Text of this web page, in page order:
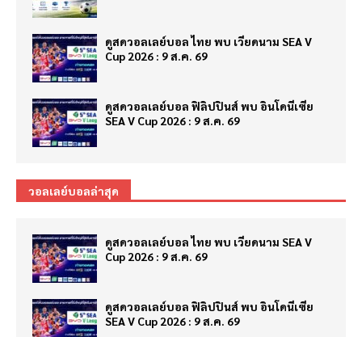
ดูสดวอลเลย์บอล ไทย พบ เวียดนาม SEA V
Cup 2026 : 9 ส.ค. 69
ดูสดวอลเลย์บอล ฟิลิปปินส์ พบ อินโดนีเซีย
SEA V Cup 2026 : 9 ส.ค. 69
วอลเลย์บอลล่าสุด
ดูสดวอลเลย์บอล ไทย พบ เวียดนาม SEA V
Cup 2026 : 9 ส.ค. 69
ดูสดวอลเลย์บอล ฟิลิปปินส์ พบ อินโดนีเซีย
SEA V Cup 2026 : 9 ส.ค. 69